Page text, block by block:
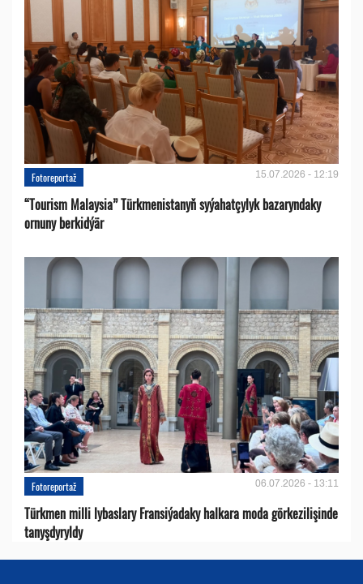
Fotoreportaž 15.07.2026 - 12:19
“Tourism Malaysia” Türkmenistanyň syýahatçylyk bazaryndaky
ornuny berkidýär
Fotoreportaž 06.07.2026 - 13:11
Türkmen milli lybaslary Fransiýadaky halkara moda görkezilişinde
tanyşdyryldy